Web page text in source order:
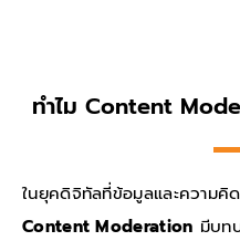
ทำไม Content
ในยุคดิจิทัลที่ข้อมูลและความคิ
Content Moderation มีบท